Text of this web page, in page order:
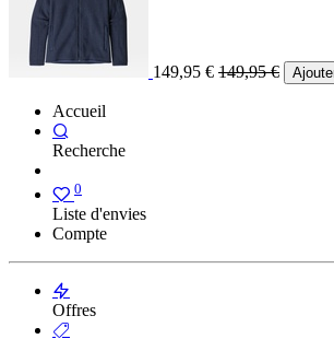
149,95 € 149,95€
Accueil
Recherche
0
Liste d'envies
Compte
Offres